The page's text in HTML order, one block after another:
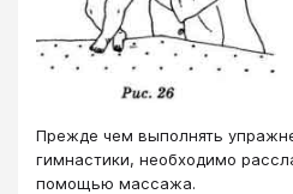
Прежде чем выполнять
гимнастики, необходимо
помощью массажа.